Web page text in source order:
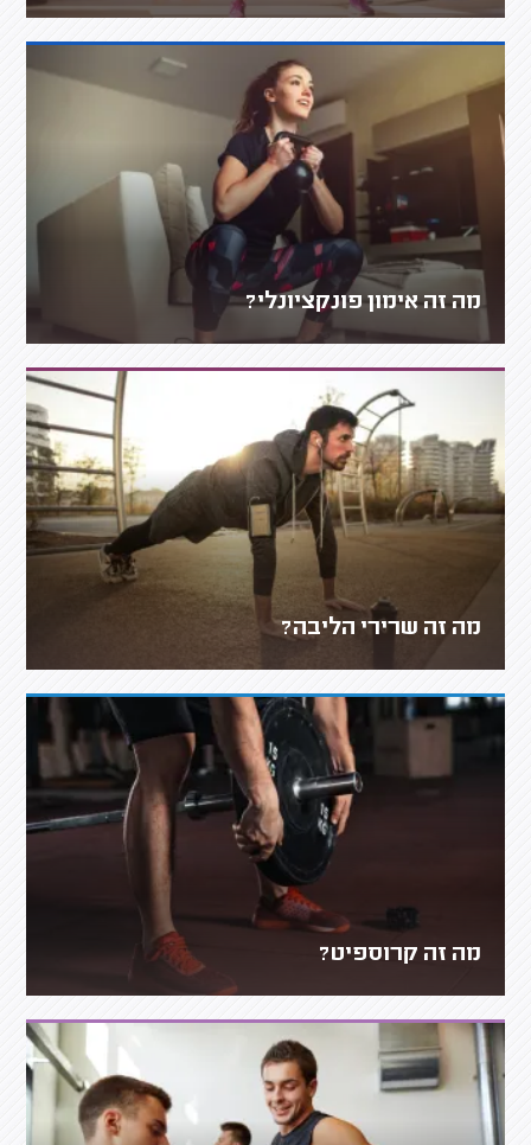
מה זה אימון פונקציונלי?
מה זה שרירי הליבה?
מה זה קרוספיט?